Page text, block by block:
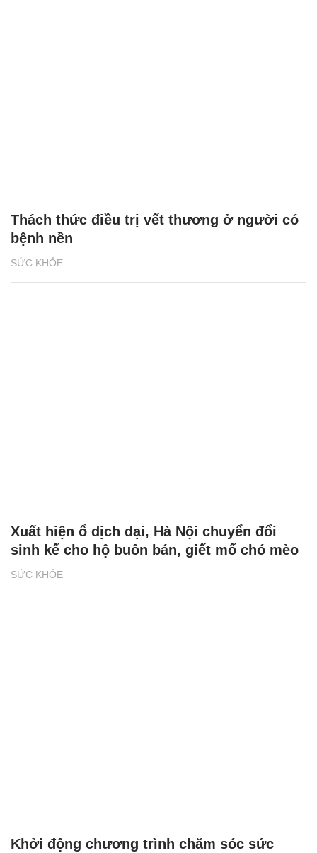
SỨC KHỎE
Thách thức điều trị vết thương ở người có
bệnh nền
SỨC KHỎE
Xuất hiện ổ dịch dại, Hà Nội chuyển đổi
sinh kế cho hộ buôn bán, giết mổ chó mèo
Khởi động chương trình chăm sóc sức